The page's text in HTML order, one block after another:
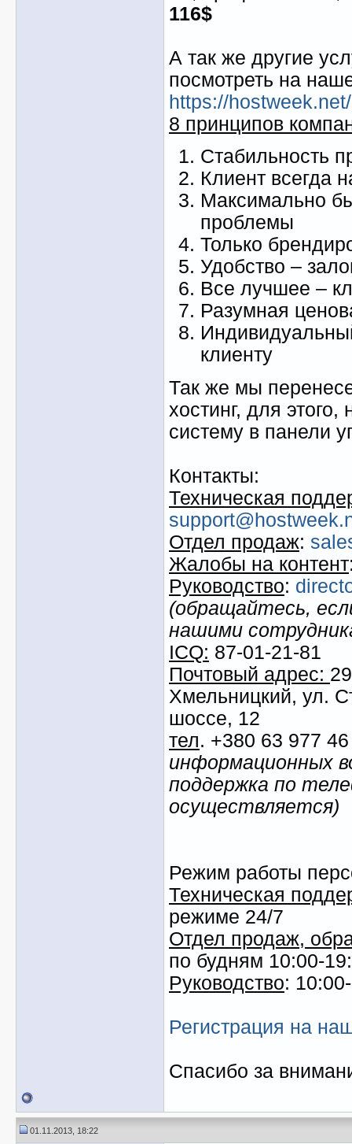
116$
А так же другие
посмотреть на
https://hostweek.net/
8 принципов
Стабильность
Клиент всегда
Максимально
проблемы
Только
Удобство –
Все лучшее –
Разумная
клиенту
Так же мы
хостинг, для этого,
систему в панели
Контакты:
Техническая
Отдел продаж:
Жалобы на контент
Руководство:
(обращайтесь,
нашими
ICQ: 87-01-21-81
Почтовый адрес:
Хмельницкий, ул.
шоссе, 12
тел. +380 63 977
информационных
поддержка по
осуществляется)
Режим работы
Техническая
режиме 24/7
Отдел продаж,
по будням 10:00-
Руководство:
Регистрация на
Спасибо за
01.11.2013, 18:22